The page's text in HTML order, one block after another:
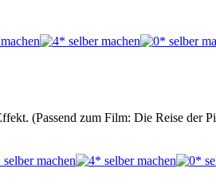
(Passend zum Film: Die Reise der